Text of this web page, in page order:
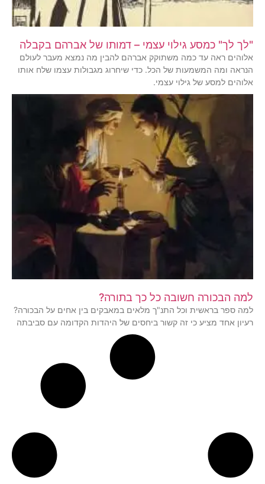
"לך לך" כמסע גילוי עצמי – דמותו של אברהם בקבלה
אלוהים ראה עד כמה משתוקק אברהם להבין מה נמצא מעבר לעולם
הנראה ומה המשמעות של הכל. כדי שיחרוג מגבולות עצמו שלח אותו
אלוהים למסע של גילוי עצמי.
למה הבכורה חשובה כל כך בתורה?
למה ספר בראשית וכל התנ"ך מלאים במאבקים בין אחים על הבכורה?
רעיון אחד מציע כי זה קשור ביחסים של היהדות הקדומה עם סביבתה